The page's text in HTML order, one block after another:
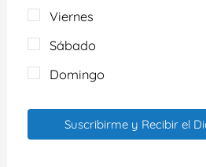
Viernes
Sábado
Domingo
Suscribirme y Recibir el